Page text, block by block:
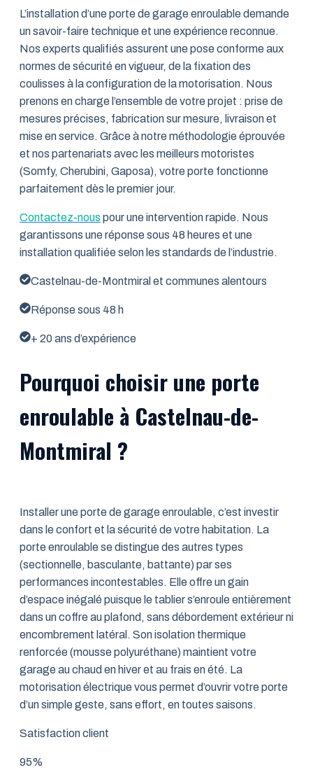
L’installation d’une porte de garage enroulable demande
un savoir-faire technique et une expérience reconnue.
Nos experts qualifiés assurent une pose conforme aux
normes de sécurité en vigueur, de la fixation des
coulisses à la configuration de la motorisation. Nous
prenons en charge l’ensemble de votre projet : prise de
mesures précises, fabrication sur mesure, livraison et
mise en service. Grâce à notre méthodologie éprouvée
et nos partenariats avec les meilleurs motoristes
(Somfy, Cherubini, Gaposa), votre porte fonctionne
parfaitement dès le premier jour.
Contactez-nous pour une intervention rapide. Nous
garantissons une réponse sous 48 heures et une
installation qualifiée selon les standards de l’industrie.
Castelnau-de-Montmiral et communes alentours
Réponse sous 48 h
+ 20 ans d’expérience
Pourquoi choisir une porte
enroulable à Castelnau-de-
Montmiral ?
Installer une porte de garage enroulable, c’est investir
dans le confort et la sécurité de votre habitation. La
porte enroulable se distingue des autres types
(sectionnelle, basculante, battante) par ses
performances incontestables. Elle offre un gain
d’espace inégalé puisque le tablier s’enroule entièrement
dans un coffre au plafond, sans débordement extérieur ni
encombrement latéral. Son isolation thermique
renforcée (mousse polyuréthane) maintient votre
garage au chaud en hiver et au frais en été. La
motorisation électrique vous permet d’ouvrir votre porte
d’un simple geste, sans effort, en toutes saisons.
Satisfaction client
95%